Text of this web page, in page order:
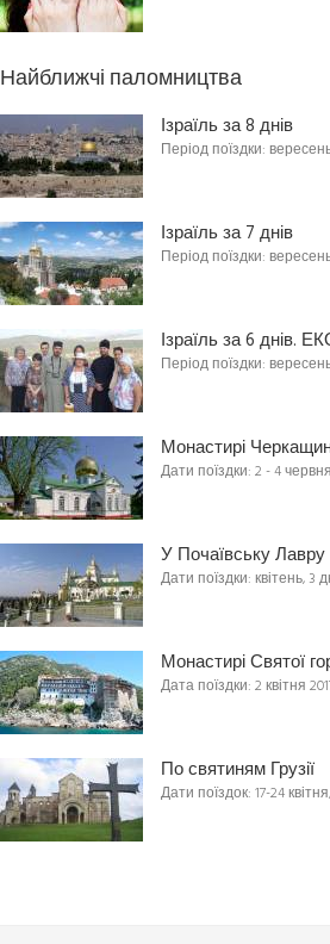
Найближчі паломництва
Ізраїль за 8 днів
Період поїздки:
Ізраїль за 7 днів
Період поїздки:
Ізраїль за 6 днів.
Період поїздки:
Монастирі
Дати поїздки: 2 - 4
У Почаївську
Дати поїздки: квітень, 3
Монастирі Святої
Дата поїздки: 2 квітня
По святиням Грузії
Дати поїздок: 17-24